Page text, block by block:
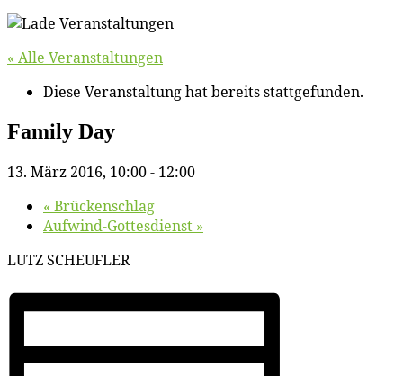
« Alle Veranstaltungen
Diese Veranstaltung hat bereits stattgefunden.
Fa­mi­ly Day
13. März 2016, 10:00- 12:00
« Brü­cken­schlag
Auf­wind-Got­tes­dienst »
LUTZ SCHEUFLER